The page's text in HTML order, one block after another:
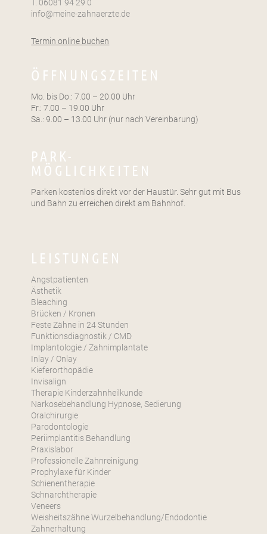
T. 06081 94 29 0
info@meine-zahnaerzte.de
Termin online buchen
ÖFFNUNGSZEITEN
Mo. bis Do.: 7.00 – 20.00 Uhr
Fr.: 7.00 – 19.00 Uhr
Sa.: 9.00 – 13.00 Uhr (nur nach Vereinbarung)
PARK-
MÖGLICHKEITEN
Parken kostenlos direkt vor der Haustür. Sehr gut mit Bus
und Bahn zu erreichen direkt am Bahnhof.
LEISTUNGEN
Angstpatienten
Ästhetik
Bleaching
Brücken / Kronen
Feste Zähne in 24 Stunden
Funktionsdiagnostik / CMD
Implantologie / Zahnimplantate
Inlay / Onlay
Kieferorthopädie
Invisalign
Therapie Kinderzahnheilkunde
Narkosebehandlung Hypnose, Sedierung
Oralchirurgie
Parodontologie
Periimplantitis Behandlung
Praxislabor
Professionelle Zahnreinigung
Prophylaxe für Kinder
Schienentherapie
Schnarchtherapie
Veneers
Weisheitszähne Wurzelbehandlung/Endodontie
Zahnerhaltung